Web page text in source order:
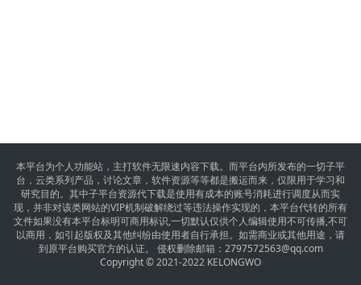
本平台为个人功能站，主打软件无限速内容下载。而平台内所发布的一切子平
台，云类系列产品，讨论文章，软件资源等等都是搬运而来，仅限用于学习和
研究目的。其中子平台资源代下载是使用有成本的账号消耗进行调度从而实
现，并非对该类网站的VIP机制破解绕过等违法操作实现的，本平台代转的所有
文件如果没有本平台标明可商用标识,一切默认仅供个人编辑使用不可传播,不可
以商用，如引起版权及其他纠纷由使用者自行承担。如需商业或其他用途，请
到原平台购买官方的认证。 侵权删除邮箱： 2797572563@qq.com
Copyright © 2021-2022 KELONGWO